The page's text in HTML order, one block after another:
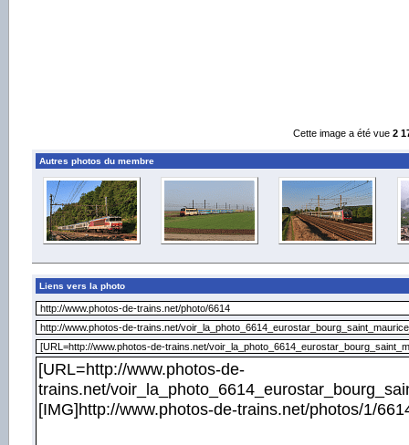
Cette image a été vue 2
Autres photos du membre
Liens vers la photo